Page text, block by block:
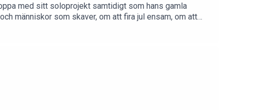
med sitt soloprojekt samtidigt som hans gamla
människor som skaver, om att fira jul ensam, om att
förlåtelse för. Följ Tomas Andersson Wij på sociala
(@stimsweden)